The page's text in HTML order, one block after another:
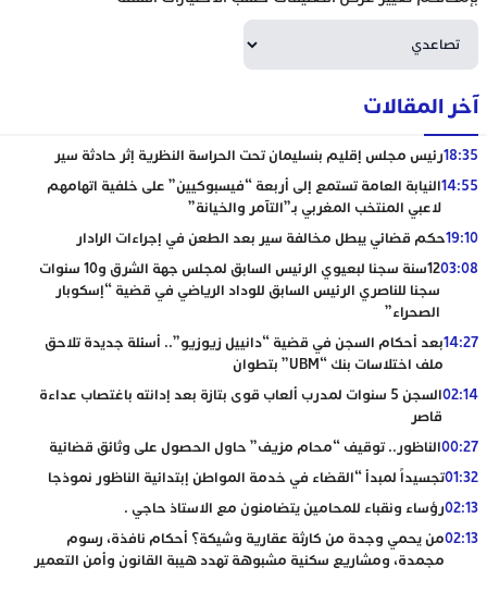
آخر المقالات
18:35رئيس مجلس إقليم بنسليمان تحت الحراسة النظرية إثر حادثة سير
14:55النيابة العامة تستمع إلى أربعة “فيسبوكيين” على خلفية اتهامهم
لاعبي المنتخب المغربي بـ”التآمر والخيانة”
19:10حكم قضائي يبطل مخالفة سير بعد الطعن في إجراءات الرادار
03:08
12سنة سجنا لبعيوي الرئيس السابق لمجلس جهة الشرق و10 سنوات
سجنا للناصري الرئيس السابق للوداد الرياضي في قضية “إسكوبار
الصحراء”
14:27بعد أحكام السجن في قضية “دانييل زيوزيو”.. أسئلة جديدة تلاحق
ملف اختلاسات بنك “UBM” بتطوان
02:14
السجن 5 سنوات لمدرب ألعاب قوى بتازة بعد إدانته باغتصاب عداءة
قاصر
00:27الناظور.. توقيف “محام مزيف” حاول الحصول على وثائق قضائية
01:32تجسيداً لمبدأ “القضاء في خدمة المواطن إبتدائية الناظور نموذجا
02:13رؤساء ونقباء للمحامين يتضامنون مع الاستاذ حاجي .
02:13من يحمي وجدة من كارثة عقارية وشيكة؟ أحكام نافذة، رسوم
مجمدة، ومشاريع سكنية مشبوهة تهدد هيبة القانون وأمن التعمير